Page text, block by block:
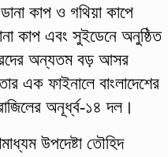
কাপ ও গথিয়া কাপে
কাপ এবং সুইডেনে অনুষ্ঠিত
অন্যতম বড় আসর
এক ফাইনালে বাংলাদেশের
অনূর্ধ্ব-১৪ দল।
উপদেষ্টা তৌহিদ